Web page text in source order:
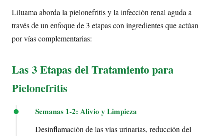
Liluama aborda la pielonefritis y la infección renal aguda a
través de un enfoque de 3 etapas con ingredientes que actúan
por vías complementarias:
Las 3 Etapas del Tratamiento para
Pielonefritis
Semanas 1-2: Alivio y Limpieza
Desinflamación de las vías urinarias, reducción del